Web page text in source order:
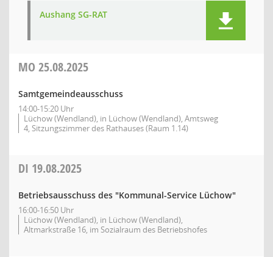
Aushang SG-RAT
MO 25.08.2025
Samtgemeindeausschuss
14:00-15:20 Uhr
Lüchow (Wendland), in Lüchow (Wendland), Amtsweg
4, Sitzungszimmer des Rathauses (Raum 1.14)
DI 19.08.2025
Betriebsausschuss des "Kommunal-Service Lüchow"
16:00-16:50 Uhr
Lüchow (Wendland), in Lüchow (Wendland),
Altmarkstraße 16, im Sozialraum des Betriebshofes